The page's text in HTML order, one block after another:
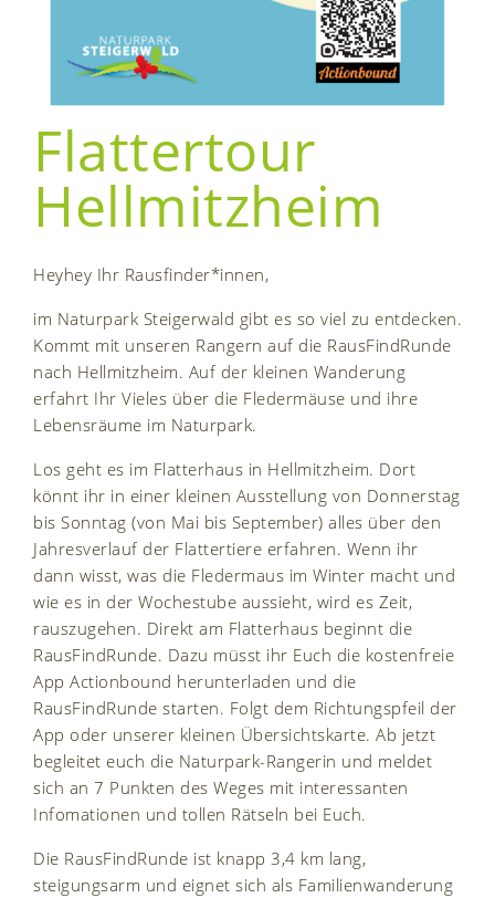
Flattertour
Hellmitzheim
Heyhey Ihr Rausfinder*innen,
im Naturpark Steigerwald gibt es so viel zu entdecken.
Kommt mit unseren Rangern auf die RausFindRunde
nach Hellmitzheim. Auf der kleinen Wanderung
erfahrt Ihr Vieles über die Fledermäuse und ihre
Lebensräume im Naturpark.
Los geht es im Flatterhaus in Hellmitzheim. Dort
könnt ihr in einer kleinen Ausstellung von Donnerstag
bis Sonntag (von Mai bis September) alles über den
Jahresverlauf der Flattertiere erfahren. Wenn ihr
dann wisst, was die Fledermaus im Winter macht und
wie es in der Wochestube aussieht, wird es Zeit,
rauszugehen. Direkt am Flatterhaus beginnt die
RausFindRunde. Dazu müsst ihr Euch die kostenfreie
App Actionbound herunterladen und die
RausFindRunde starten. Folgt dem Richtungspfeil der
App oder unserer kleinen Übersichtskarte. Ab jetzt
begleitet euch die Naturpark-Rangerin und meldet
sich an 7 Punkten des Weges mit interessanten
Infomationen und tollen Rätseln bei Euch.
Die RausFindRunde ist knapp 3,4 km lang,
steigungsarm und eignet sich als Familienwanderung